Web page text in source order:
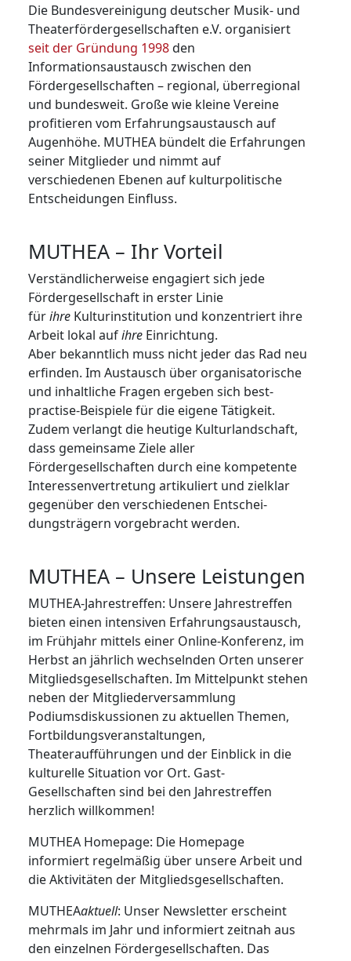
Die Bundesvereinigung deutscher Musik- und
Theaterfördergesellschaften e.V. organisiert
seit der Gründung 1998den
Informationsaustausch zwischen den
Fördergesellschaften – regional, überregional
und bundesweit. Große wie kleine Vereine
profitieren vom Erfahrungsaustausch auf
Augenhöhe. MUTHEA bündelt die Erfahrungen
seiner Mit­glie­der und nimmt auf
verschiedenen Ebenen auf kulturpolitische
Entscheidungen Einfluss.
MUTHEA – Ihr Vorteil
Verständlicherweise engagiert sich jede
Fördergesellschaft in erster Linie
fürihre Kulturinstitution und konzentriert ihre
Arbeit lokal aufihre Einrichtung.
Aber bekanntlich muss nicht jeder das Rad neu
erfinden. Im Austausch über organisatorische
und inhaltliche Fragen ergeben sich best-
practise-Beispiele für die eigene Tätigkeit.
Zudem verlangt die heutige Kulturlandschaft,
dass gemein­same Ziele aller
Fördergesellschaften durch eine kompetente
Interessenvertretung artikuliert und zielklar
gegenüber den verschiedenen Ent­schei­
dungsträgern vorgebracht werden.
MUTHEA – Unsere Leistungen
MUTHEA-Jahrestreffen: Unsere Jahrestreffen
bieten einen intensiven Erfahrungsaustausch,
im Frühjahr mittels einer Online-Konferenz, im
Herbst an jährlich wechselnden Orten unserer
Mitgliedsgesellschaften. Im Mittelpunkt stehen
neben der Mitgliederversammlung
Podiumsdiskussionen zu aktuellen Themen,
Fortbildungsveranstaltungen,
Theateraufführungen und der Einblick in die
kulturelle Situation vor Ort. Gast-
Gesellschaften sind bei den Jahrestreffen
herzlich willkommen!
MUTHEA Homepage: Die Homepage
informiert regelmäßig über unsere Arbeit und
die Aktivitäten der Mitgliedsgesellschaften.
MUTHEAaktuell: Unser Newsletter erscheint
mehrmals im Jahr und informiert zeitnah aus
den einzelnen Fördergesellschaften. Das